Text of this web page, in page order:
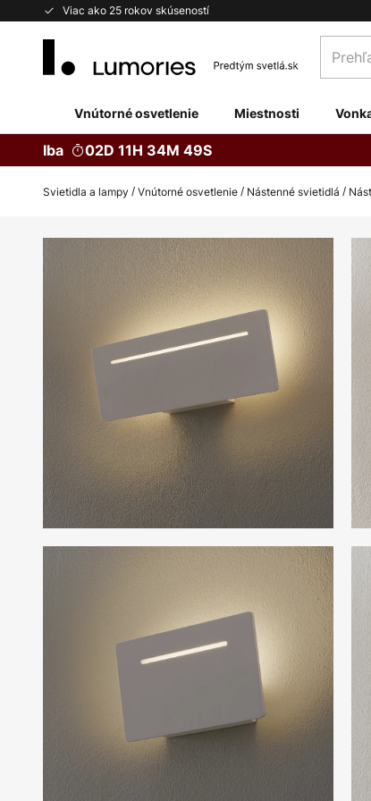
Viac ako 25 rokov skúseností
Skip
Vnútorné osvetlenie Miestnosti
Iba 02D 11H 34M 48S
Svietidla a lampy Vnútorné osvetlenie Nástenné svietidlá
Preskočiť